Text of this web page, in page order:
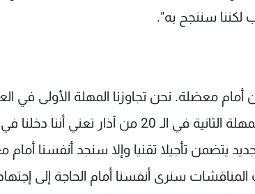
سننجح به".
معضلة. نحن تجاوزنا المهلة الأولى في
في العد العكسي. وإن تجاوز المهلة الثانية في
يتضمن تأجيلا تقنيا وإلا سنجد أنفسنا
سنرى أنفسنا أمام الحاجة إلى